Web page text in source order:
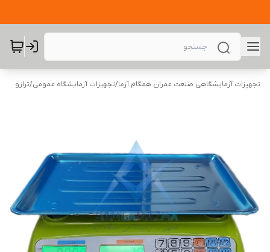
تجهیزات آزمایشگاهی صنعت عمران همگام آزما/تجهیزات آزمایشگاه عمومی/ترازو